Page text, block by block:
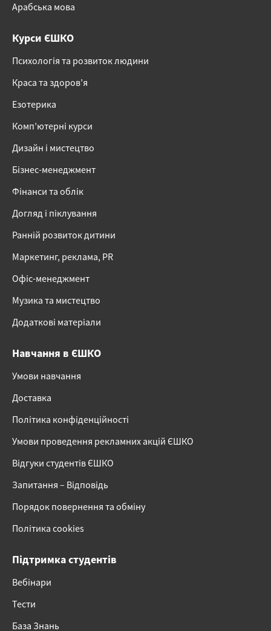
Арабська мова
Курси ЄШКО
Психологія та розвиток людини
Краса та здоров’я
Езотерика
Комп’ютерні курси
Дизайн і мистецтво
Бізнес-менеджмент
Фінанси та облік
Догляд і піклування
Ранній розвиток дитини
Маркетинг, реклама, PR
Офіс-менеджмент
Музика та мистецтво
Додаткові матеріали
Навчання в ЄШКО
Умови навчання
Доставка
Політика конфіденційності
Умови проведення рекламних акцій ЄШКО
Відгуки студентів ЄШКО
Запитання – Відповідь
Порядок повернення та обміну
Політика cookies
Підтримка студентів
Вебінари
Тести
База Знань